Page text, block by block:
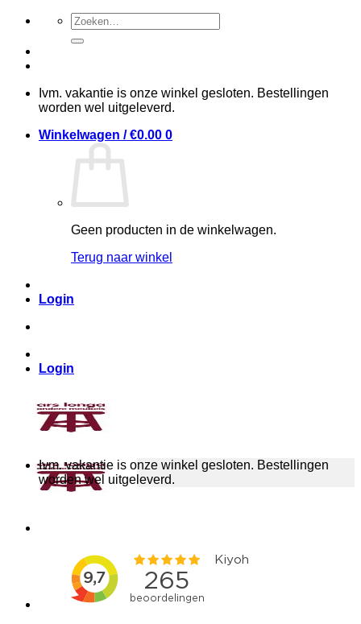
inhoud
Zoeken
naar:
Ivm. vakantie is onze winkel gesloten. Bestellingen
worden wel uitgeleverd.
Winkelwagen /€0.00 0
Geen producten in de winkelwagen.
Terug naar winkel
Login
Login
Ivm. vakantie is onze winkel gesloten. Bestellingen
worden wel uitgeleverd.